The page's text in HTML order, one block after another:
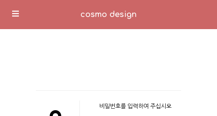
cosmo design
비밀번호를 입력하여 주십시오